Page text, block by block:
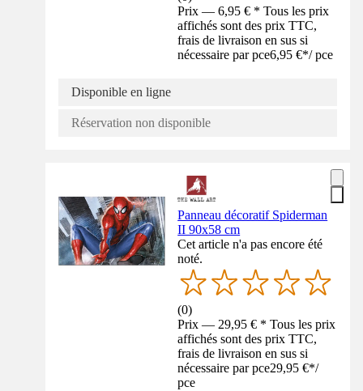
Prix — 6,95 € * Tous les prix
affichés sont des prix TTC,
frais de livraison en sus si
nécessaire par pce6,95 €*/ pce
Disponible en ligne
Réservation non disponible
Panneau décoratif Spiderman
II 90x58 cm
Cet article n'a pas encore été
noté.
(0)
Prix — 29,95 € * Tous les prix
affichés sont des prix TTC,
frais de livraison en sus si
nécessaire par pce29,95 €*/
pce